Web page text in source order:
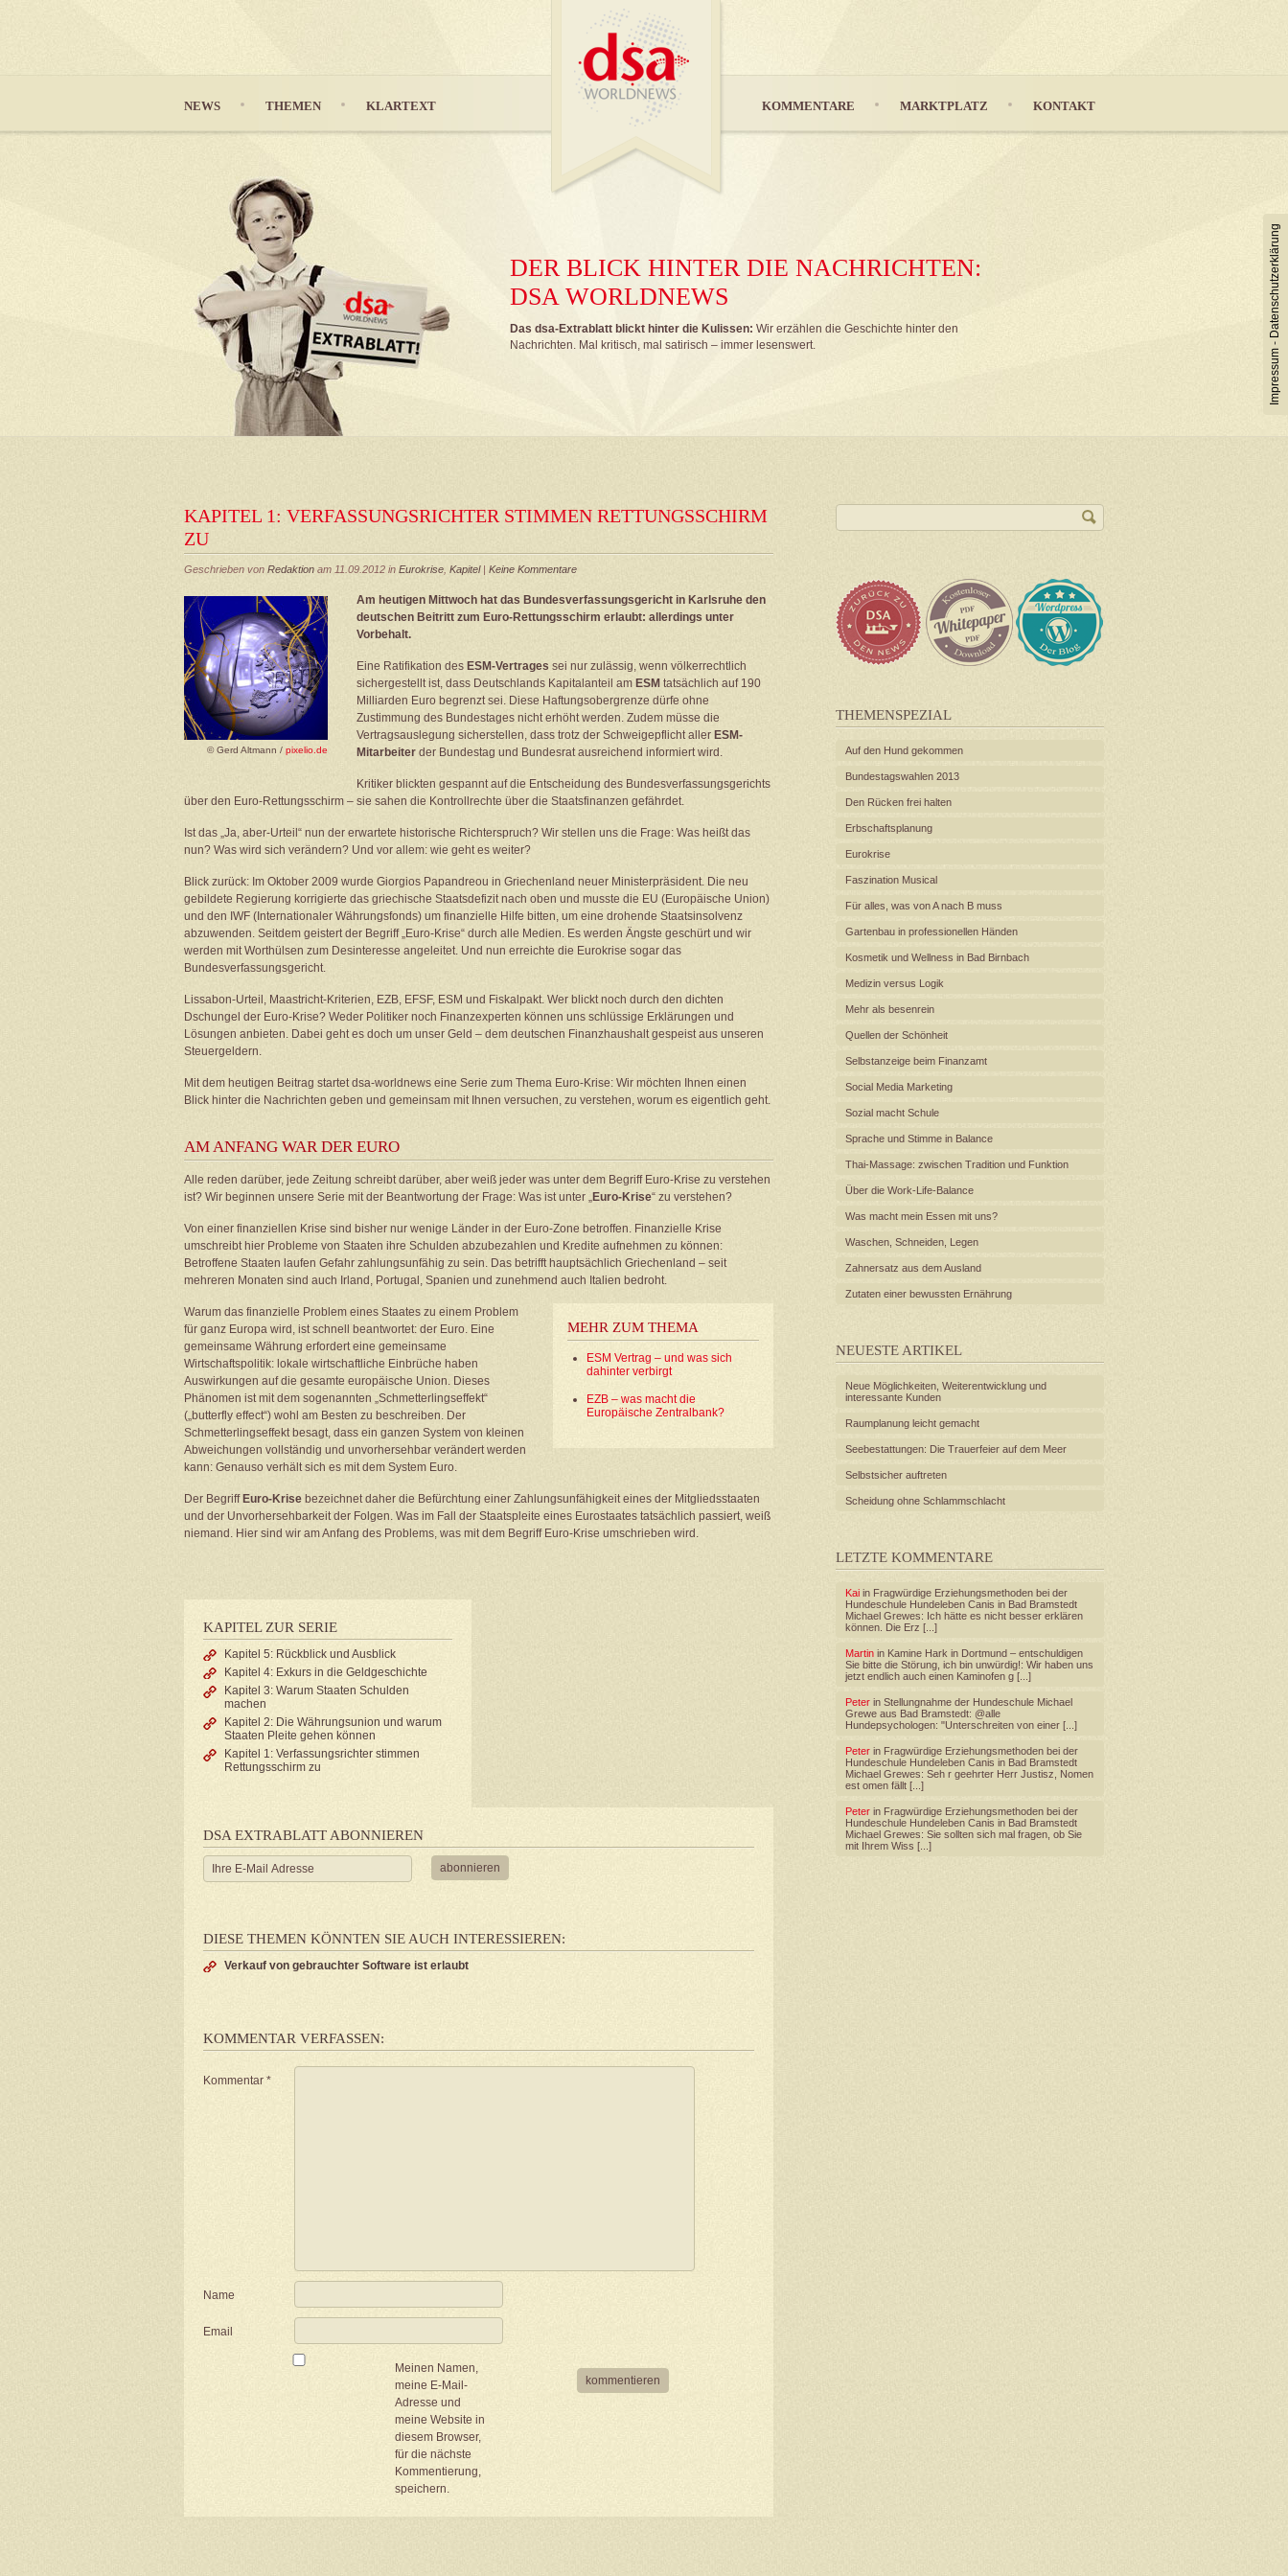
DER BLICK HINTER DIE NACHRICHTEN:
DSA WORLDNEWS
Das dsa-Extrablatt blickt hinter die Kulissen: Wir erzählen die Geschichte hinter den
Nachrichten. Mal kritisch, mal satirisch – immer lesenswert.
NEWS THEMEN KLARTEXT KOMMENTARE MARKTPLATZ KONTAKT
Impressum
-
Datenschutzerklärung
KAPITEL 1: VERFASSUNGSRICHTER STIMMEN RETTUNGSSCHIRM
ZU
Geschrieben von Redaktion am 11.09.2012 in Eurokrise Kapitel| Keine Kommentare
© Gerd Altmann / pixelio.de
Am heutigen Mittwoch hat das Bundesverfassungsgericht in Karlsruhe den
deutschen Beitritt zum Euro-Rettungsschirm erlaubt: allerdings unter
Vorbehalt.
Eine Ratifikation des ESM-Vertrages sei nur zulässig, wenn völkerrechtlich
sichergestellt ist, dass Deutschlands Kapitalanteil am ESM tatsächlich auf 190
Milliarden Euro begrenzt sei. Diese Haftungsobergrenze dürfe ohne
Zustimmung des Bundestages nicht erhöht werden. Zudem müsse die
Vertragsauslegung sicherstellen, dass trotz der Schweigepflicht aller ESM-
Mitarbeiter der Bundestag und Bundesrat ausreichend informiert wird.
Kritiker blickten gespannt auf die Entscheidung des Bundesverfassungsgerichts
über den Euro-Rettungsschirm – sie sahen die Kontrollrechte über die Staatsfinanzen gefährdet.
Ist das „Ja, aber-Urteil“ nun der erwartete historische Richterspruch? Wir stellen uns die Frage: Was heißt das
nun? Was wird sich verändern? Und vor allem: wie geht es weiter?
Blick zurück: Im Oktober 2009 wurde Giorgios Papandreou in Griechenland neuer Ministerpräsident. Die neu
gebildete Regierung korrigierte das griechische Staatsdefizit nach oben und musste die EU (Europäische Union)
und den IWF (Internationaler Währungsfonds) um finanzielle Hilfe bitten, um eine drohende Staatsinsolvenz
abzuwenden. Seitdem geistert der Begriff „Euro-Krise“ durch alle Medien. Es werden Ängste geschürt und wir
werden mit Worthülsen zum Desinteresse angeleitet. Und nun erreichte die Eurokrise sogar das
Bundesverfassungsgericht.
Lissabon-Urteil, Maastricht-Kriterien, EZB, EFSF, ESM und Fiskalpakt. Wer blickt noch durch den dichten
Dschungel der Euro-Krise? Weder Politiker noch Finanzexperten können uns schlüssige Erklärungen und
Lösungen anbieten. Dabei geht es doch um unser Geld – dem deutschen Finanzhaushalt gespeist aus unseren
Steuergeldern.
Mit dem heutigen Beitrag startet dsa-worldnews eine Serie zum Thema Euro-Krise: Wir möchten Ihnen einen
Blick hinter die Nachrichten geben und gemeinsam mit Ihnen versuchen, zu verstehen, worum es eigentlich geht.
AM ANFANG WAR DER EURO
Alle reden darüber, jede Zeitung schreibt darüber, aber weiß jeder was unter dem Begriff Euro-Krise zu verstehen
ist? Wir beginnen unsere Serie mit der Beantwortung der Frage: Was ist unter „Euro-Krise“ zu verstehen?
Von einer finanziellen Krise sind bisher nur wenige Länder in der Euro-Zone betroffen. Finanzielle Krise
umschreibt hier Probleme von Staaten ihre Schulden abzubezahlen und Kredite aufnehmen zu können:
Betroffene Staaten laufen Gefahr zahlungsunfähig zu sein. Das betrifft hauptsächlich Griechenland – seit
mehreren Monaten sind auch Irland, Portugal, Spanien und zunehmend auch Italien bedroht.
MEHR ZUM THEMA
ESM Vertrag – und was sich
dahinter verbirgt
EZB – was macht die
Europäische Zentralbank?
Warum das finanzielle Problem eines Staates zu einem Problem
für ganz Europa wird, ist schnell beantwortet: der Euro. Eine
gemeinsame Währung erfordert eine gemeinsame
Wirtschaftspolitik: lokale wirtschaftliche Einbrüche haben
Auswirkungen auf die gesamte europäische Union. Dieses
Phänomen ist mit dem sogenannten „Schmetterlingseffekt“
(„butterfly effect“) wohl am Besten zu beschreiben. Der
Schmetterlingseffekt besagt, dass ein ganzen System von kleinen
Abweichungen vollständig und unvorhersehbar verändert werden
kann: Genauso verhält sich es mit dem System Euro.
Der Begriff Euro-Krise bezeichnet daher die Befürchtung einer Zahlungsunfähigkeit eines der Mitgliedsstaaten
und der Unvorhersehbarkeit der Folgen. Was im Fall der Staatspleite eines Eurostaates tatsächlich passiert, weiß
niemand. Hier sind wir am Anfang des Problems, was mit dem Begriff Euro-Krise umschrieben wird.
KAPITEL ZUR SERIE
Kapitel 5: Rückblick und Ausblick
Kapitel 4: Exkurs in die Geldgeschichte
Kapitel 3: Warum Staaten Schulden
machen
Kapitel 2: Die Währungsunion und warum
Staaten Pleite gehen können
Kapitel 1: Verfassungsrichter stimmen
Rettungsschirm zu
DSA EXTRABLATT ABONNIEREN
DIESE THEMEN KÖNNTEN SIE AUCH INTERESSIEREN:
Verkauf von gebrauchter Software ist erlaubt
KOMMENTAR VERFASSEN:
Kommentar *
Name
Email
Meinen Namen,
meine E-Mail-
Adresse und
meine Website in
diesem Browser,
für die nächste
Kommentierung,
speichern.
THEMENSPEZIAL
Auf den Hund gekommen
Bundestagswahlen 2013
Den Rücken frei halten
Erbschaftsplanung
Eurokrise
Faszination Musical
Für alles, was von A nach B muss
Gartenbau in professionellen Händen
Kosmetik und Wellness in Bad Birnbach
Medizin versus Logik
Mehr als besenrein
Quellen der Schönheit
Selbstanzeige beim Finanzamt
Social Media Marketing
Sozial macht Schule
Sprache und Stimme in Balance
Thai-Massage: zwischen Tradition und Funktion
Über die Work-Life-Balance
Was macht mein Essen mit uns?
Waschen, Schneiden, Legen
Zahnersatz aus dem Ausland
Zutaten einer bewussten Ernährung
NEUESTE ARTIKEL
Neue Möglichkeiten, Weiterentwicklung und
interessante Kunden
Raumplanung leicht gemacht
Seebestattungen: Die Trauerfeier auf dem Meer
Selbstsicher auftreten
Scheidung ohne Schlammschlacht
LETZTE KOMMENTARE
Kai in Fragwürdige Erziehungsmethoden bei der
Hundeschule Hundeleben Canis in Bad Bramstedt
Michael Grewes: Ich hätte es nicht besser erklären
können. Die Erz [...]
Martin in Kamine Hark in Dortmund – entschuldigen
Sie bitte die Störung, ich bin unwürdig!: Wir haben uns
jetzt endlich auch einen Kaminofen g [...]
Peter in Stellungnahme der Hundeschule Michael
Grewe aus Bad Bramstedt: @alle
Hundepsychologen: "Unterschreiten von einer [...]
Peter in Fragwürdige Erziehungsmethoden bei der
Hundeschule Hundeleben Canis in Bad Bramstedt
Michael Grewes: Seh r geehrter Herr Justisz, Nomen
est omen fällt [...]
Peter in Fragwürdige Erziehungsmethoden bei der
Hundeschule Hundeleben Canis in Bad Bramstedt
Michael Grewes: Sie sollten sich mal fragen, ob Sie
mit Ihrem Wiss [...]